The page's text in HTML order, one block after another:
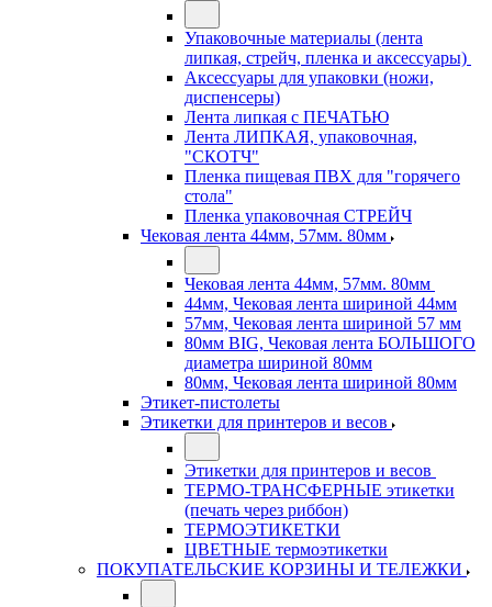
Упаковочные материалы (лента
липкая, стрейч, пленка и аксессуары)
Аксессуары для упаковки (ножи,
диспенсеры)
Лента липкая с ПЕЧАТЬЮ
Лента ЛИПКАЯ, упаковочная,
"СКОТЧ"
Пленка пищевая ПВХ для "горячего
стола"
Пленка упаковочная СТРЕЙЧ
Чековая лента 44мм, 57мм. 80мм
Чековая лента 44мм, 57мм. 80мм
44мм, Чековая лента шириной 44мм
57мм, Чековая лента шириной 57 мм
80мм BIG, Чековая лента БОЛЬШОГО
диаметра шириной 80мм
80мм, Чековая лента шириной 80мм
Этикет-пистолеты
Этикетки для принтеров и весов
Этикетки для принтеров и весов
ТЕРМО-ТРАНСФЕРНЫЕ этикетки
(печать через риббон)
ТЕРМОЭТИКЕТКИ
ЦВЕТНЫЕ термоэтикетки
ПОКУПАТЕЛЬСКИЕ КОРЗИНЫ И ТЕЛЕЖКИ